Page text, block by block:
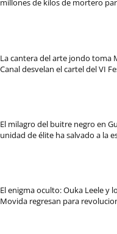
millones de kilos de mortero
La cantera del arte jondo toma
Canal desvelan el cartel del VI
El milagro del buitre negro en
unidad de élite ha salvado a la
El enigma oculto: Ouka Leele y
Movida regresan para